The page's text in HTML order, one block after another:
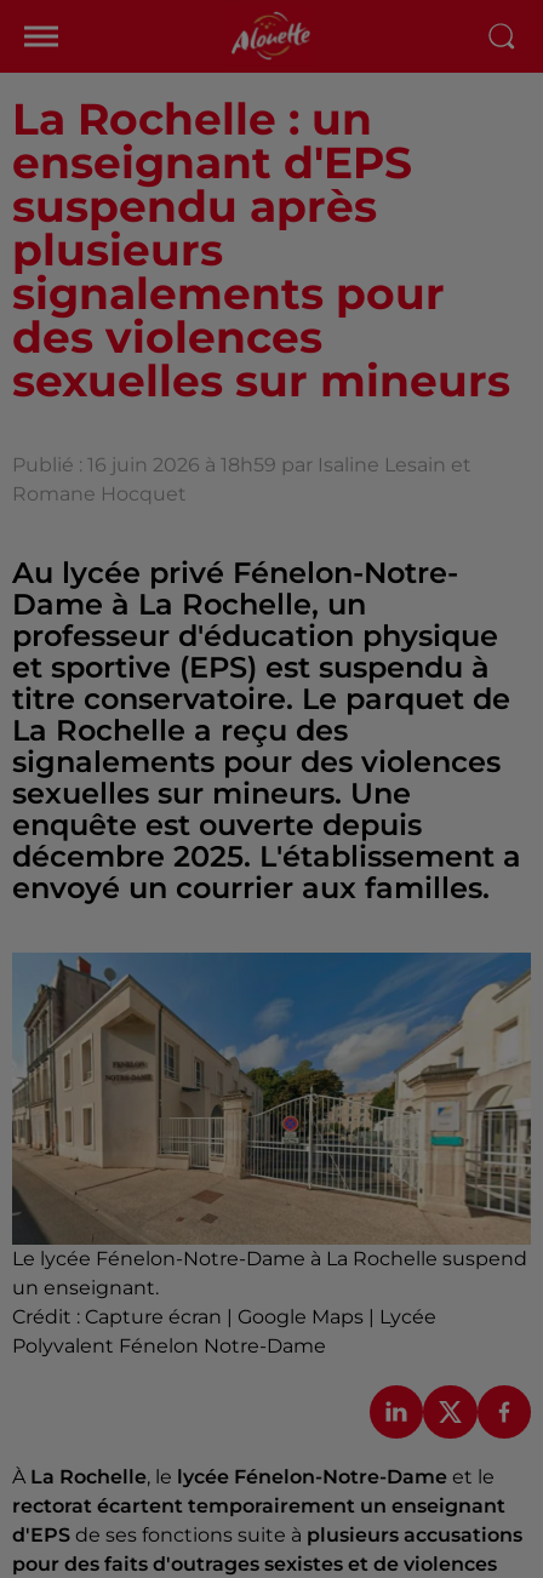
La Rochelle : un
enseignant d'EPS
suspendu après
plusieurs
signalements pour
des violences
sexuelles sur mineurs
Publié : 16 juin 2026 à 18h59 par Isaline Lesain et
Romane Hocquet
Au lycée privé Fénelon-Notre-
Dame à La Rochelle, un
professeur d'éducation physique
et sportive (EPS) est suspendu à
titre conservatoire. Le parquet de
La Rochelle a reçu des
signalements pour des violences
sexuelles sur mineurs. Une
enquête est ouverte depuis
décembre 2025. L'établissement a
envoyé un courrier aux familles.
Le lycée Fénelon-Notre-Dame à La Rochelle suspend
un enseignant.
Crédit : Capture écran | Google Maps | Lycée
Polyvalent Fénelon Notre-Dame
À La Rochelle, le lycée Fénelon-Notre-Dame et le
rectorat écartent temporairement un enseignant
d'EPS de ses fonctions suite à plusieurs accusations
pour des faits d'outrages sexistes et de violences